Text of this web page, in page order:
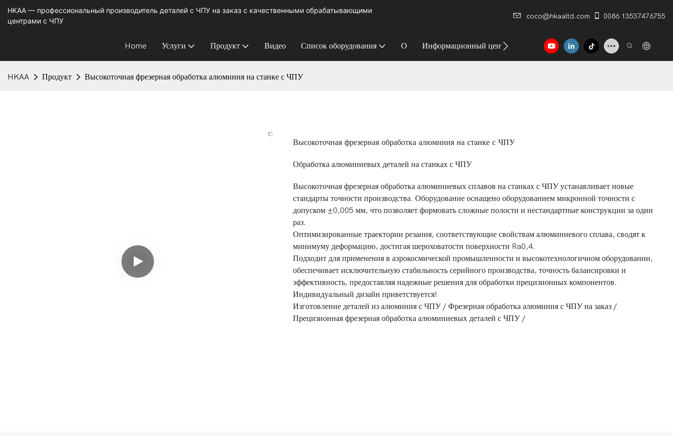
HKAA — профессиональный производитель деталей с ЧПУ на заказ с качественными обрабатывающими
центрами с ЧПУ
coco@hkaaltd.com 0086 13537476755
Home Услуги Продукт Видео Список оборудования О Информационный центр Контакт
HKAA Продукт Высокоточная фрезерная обработка алюминия на станке с ЧПУ
Высокоточная фрезерная обработка алюминия на станке с ЧПУ
Обработка алюминиевых деталей на станках с ЧПУ
Высокоточная фрезерная обработка алюминиевых сплавов на станках с ЧПУ устанавливает новые
стандарты точности производства. Оборудование оснащено оборудованием микронной точности с
допуском ±0,005 мм, что позволяет формовать сложные полости и нестандартные конструкции за один
раз.
Оптимизированные траектории резания, соответствующие свойствам алюминиевого сплава, сводят к
минимуму деформацию, достигая шероховатости поверхности Ra0,4.
Подходит для применения в аэрокосмической промышленности и высокотехнологичном оборудовании,
обеспечивает исключительную стабильность серийного производства, точность балансировки и
эффективность, предоставляя надежные решения для обработки прецизионных компонентов.
Индивидуальный дизайн приветствуется!
Изготовление деталей из алюминия с ЧПУ / Фрезерная обработка алюминия с ЧПУ на заказ /
Прецизионная фрезерная обработка алюминиевых деталей с ЧПУ /